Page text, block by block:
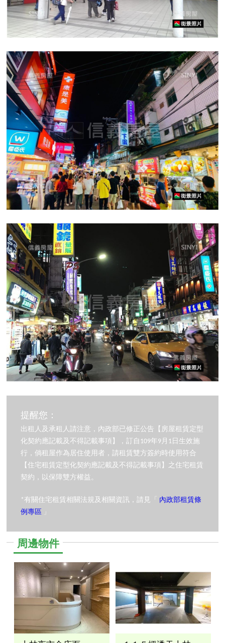
提醒您：
出租人及承租人請注意，內政部已修正公告【房屋租賃定型
化契約應記載及不得記載事項】，訂自109年9月1日生效施
行，倘租屋作為居住使用者，請租賃雙方簽約時使用符合
【住宅租賃定型化契約應記載及不得記載事項】之住宅租賃
契約，以保障雙方權益。
*有關住宅租賃相關法規及相關資訊，請見「 內政部租賃條
例專區 」
周邊物件